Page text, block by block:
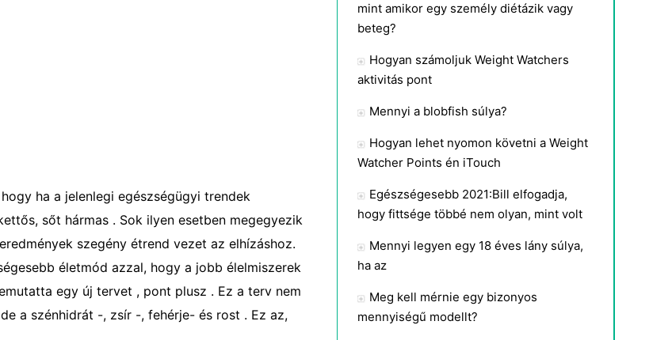
ha a jelenlegi egészségügyi trendek
sőt hármas . Sok ilyen esetben megegyezik
szegény étrend vezet az elhízáshoz.
életmód azzal, hogy a jobb élelmiszerek
egy új tervet , pont plusz . Ez a terv nem
a szénhidrát -, zsír -, fehérje- és rost . Ez az,
mint amikor egy személy diétázik vagy
beteg?
Hogyan számoljuk Weight Watchers
aktivitás pont
Mennyi a blobfish súlya?
Hogyan lehet nyomon követni a Weight
Watcher Points én iTouch
Egészségesebb 2021:Bill elfogadja,
hogy fittsége többé nem olyan, mint volt
Mennyi legyen egy 18 éves lány súlya,
ha az
Meg kell mérnie egy bizonyos
mennyiségű modellt?